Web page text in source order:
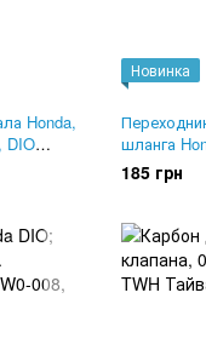
Honda,
DIO
GBL-013
Новинка
шланга
LEAD.
000
185 грн